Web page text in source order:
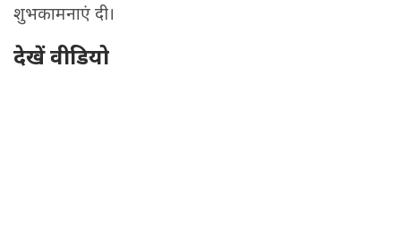
शुभकामनाएं दी।
देखें वीडियो